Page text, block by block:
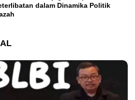
dalam Dinamika Politik